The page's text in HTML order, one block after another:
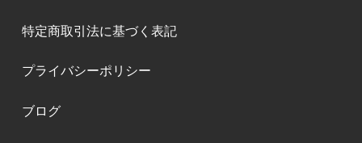
特定商取引法に基づく表記
プライバシーポリシー
ブログ